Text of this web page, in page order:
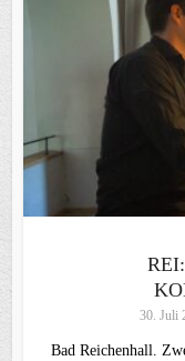
30. Juli
Bad Reichenhall.